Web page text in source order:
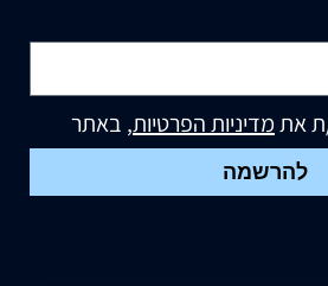
ת אתמדיניות הפרטיות, באתר
להרשמה